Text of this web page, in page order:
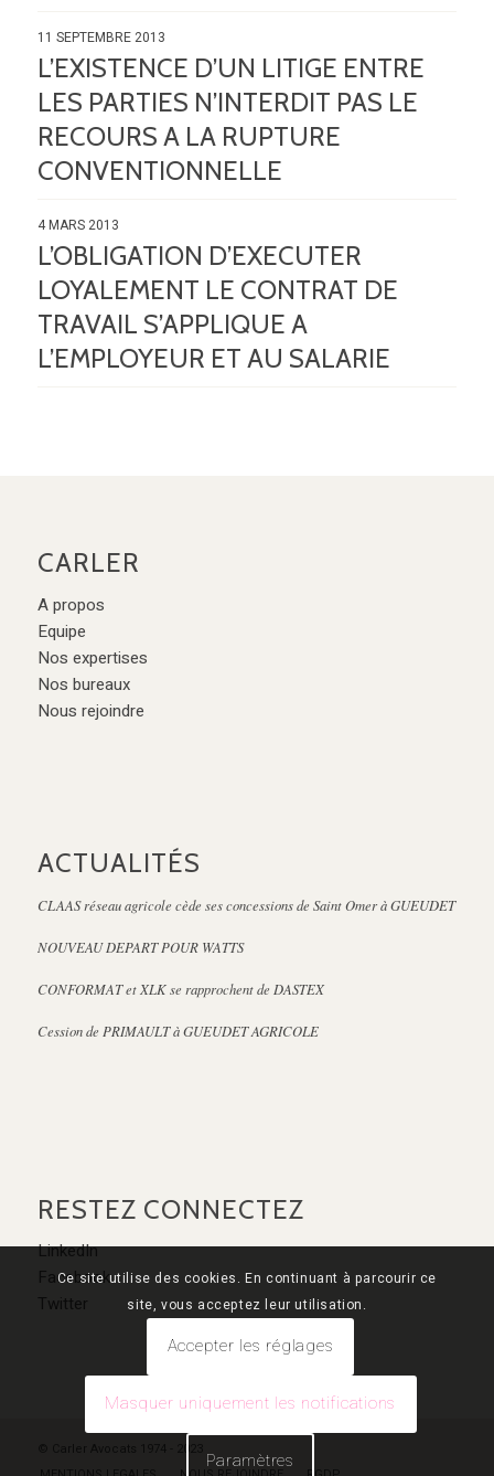
11 SEPTEMBRE 2013
L’EXISTENCE D’UN LITIGE ENTRE
LES PARTIES N’INTERDIT PAS LE
RECOURS A LA RUPTURE
CONVENTIONNELLE
4 MARS 2013
L’OBLIGATION D’EXECUTER
LOYALEMENT LE CONTRAT DE
TRAVAIL S’APPLIQUE A
L’EMPLOYEUR ET AU SALARIE
CARLER
A propos
Equipe
Nos expertises
Nos bureaux
Nous rejoindre
ACTUALITÉS
CLAAS réseau agricole cède ses concessions de Saint Omer à GUEUDET
NOUVEAU DEPART POUR WATTS
CONFORMAT et XLK se rapprochent de DASTEX
Cession de PRIMAULT à GUEUDET AGRICOLE
RESTEZ CONNECTEZ
LinkedIn
Facebook
Twitter
Ce site utilise des cookies. En continuant à parcourir ce
site, vous acceptez leur utilisation.
Accepter les réglages
Masquer uniquement les notifications
Paramètres